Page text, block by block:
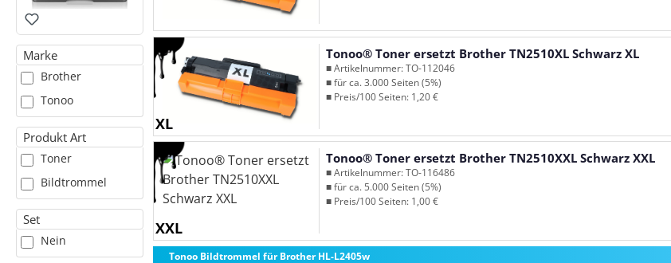
Marke
Brother
Tonoo
Produkt Art
Toner
Bildtrommel
Set
Nein
XL
Tonoo® Toner ersetzt Brother TN2510XL Schwarz XL
■ Artikelnummer: TO-112046
■ für ca. 3.000 Seiten (5%)
■ Preis/100 Seiten: 1,20 €
XXL
Tonoo® Toner ersetzt Brother TN2510XXL Schwarz XXL
■ Artikelnummer: TO-116486
■ für ca. 5.000 Seiten (5%)
■ Preis/100 Seiten: 1,00 €
Tonoo Bildtrommel für Brother HL-L2405w